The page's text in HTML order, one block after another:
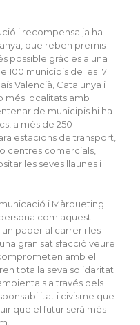
i recompensa ja ha
que reben premis
possible gràcies a una
100 municipis de les 17
Valencià, Catalunya i
més localitats amb
de municipis hi ha
a més de 250
estacions de transport,
centres comercials,
les seves llaunes i
i Màrqueting
com aquest
paper al carrer i les
gran satisfacció veure
amb el
tota la seva solidaritat
a través dels
i civisme que
que el futur serà més